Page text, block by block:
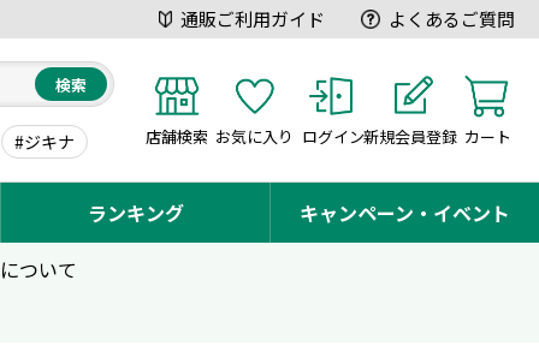
通販ご利用ガイド よくあるご質問
検索
#ジキナ 店舗検索 お気に入り ログイン新規会員登録 カート
ランキング
キャンペーン・イベント
ついて